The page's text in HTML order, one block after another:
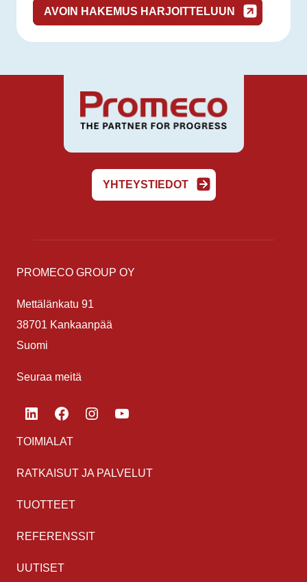
AVOIN HAKEMUS HARJOITTELUUN
YHTEYSTIEDOT
PROMECO GROUP OY
Mettälänkatu 91
38701 Kankaanpää
Suomi
Seuraa meitä
LinkedInFacebook
TOIMIALAT
RATKAISUT JA PALVELUT
TUOTTEET
REFERENSSIT
UUTISET